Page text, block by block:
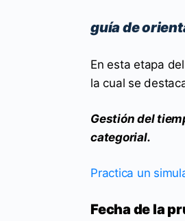
guía de
En esta etapa
la cual se
Gestión del
categorial.
Practica un
Fecha de la